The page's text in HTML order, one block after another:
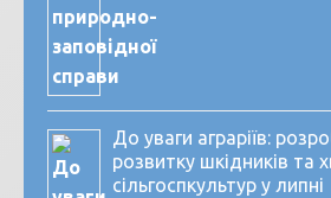
До уваги аграріїв:
розвитку шкідників та
сільгоспкультур у